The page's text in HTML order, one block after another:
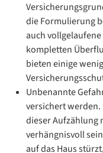
die Formulierung
auch
kompletten
bieten einige
Unbenannte
versichert werden.
dieser Aufzählung
verhängnisvoll
auf das Haus